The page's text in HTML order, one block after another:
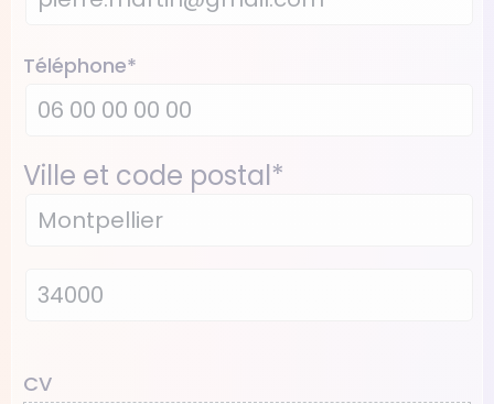
Téléphone*
Ville et code postal*
CV